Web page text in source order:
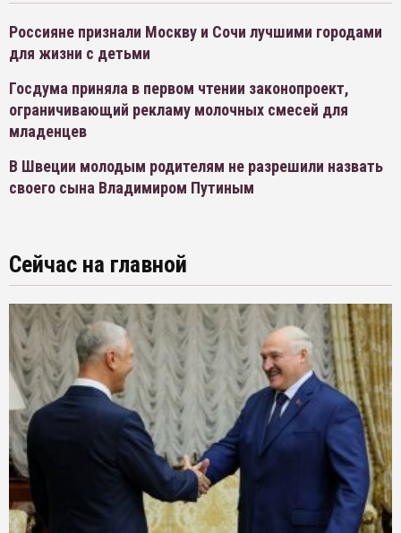
Россияне признали Москву и Сочи лучшими городами
для жизни с детьми
Госдума приняла в первом чтении законопроект,
ограничивающий рекламу молочных смесей для
младенцев
В Швеции молодым родителям не разрешили назвать
своего сына Владимиром Путиным
Сейчас на главной